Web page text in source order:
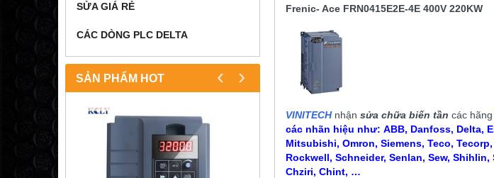
SỬA GIÁ RẺ
CÁC DÒNG PLC DELTA
SẢN PHẨM HOT ‹ ›
Frenic- Ace FRN0415E2E-4E 400V 220KW
VINITECHnhận sửa chữa biến tần các hãng
các nhãn hiệu như: ABB, Danfoss, Delta,
Mitsubishi, Omron, Siemens, Teco,
Rockwell, Schneider, Senlan, Sew,
Chziri, Chint, …